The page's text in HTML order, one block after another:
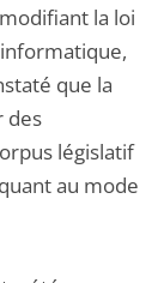
la loi
que la
des
législatif
au mode